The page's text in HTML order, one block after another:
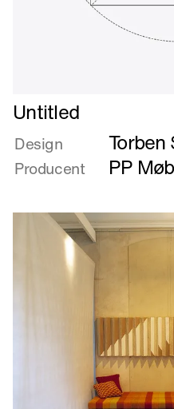
Læs
mere
om
Untitled
Untitled
Design Torben
Producent PP